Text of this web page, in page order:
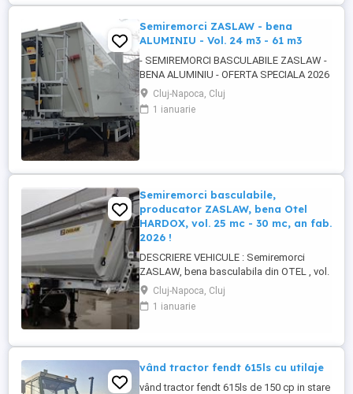
Semiremorci ZASLAW - bena
ALUMINIU - Vol. 24 m3 - 61 m3
- SEMIREMORCI BASCULABILE ZASLAW -
BENA ALUMINIU - OFERTA SPECIALA 2026
!! - VEHICULE NOI - ( pe stoc SAU în
fabricație ZASLAW - cu termen SCURT de
livrare ) DESCRIERE VEHICULE : -
Cluj-Napoca, Cluj
1 ianuarie
Semiremorci basculabile,
producator ZASLAW, bena Otel
HARDOX, vol. 25 mc - 30 mc, an fab.
2026 !
DESCRIERE VEHICULE : Semiremorci
ZASLAW, bena basculabila din OTEL , vol.
24 mc - 30 mc, (stoc nou 2026 sau in
fabricatie ZASLAW) . DETALII: -
Semiremorci basculabile pe 3 axe, bena
Cluj-Napoca, Cluj
1 ianuarie
vând tractor fendt 615ls cu utilaje
vând tractor fendt 615ls de 150 cp in stare